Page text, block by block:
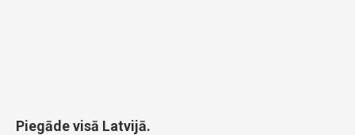
Piegāde visā Latvijā.